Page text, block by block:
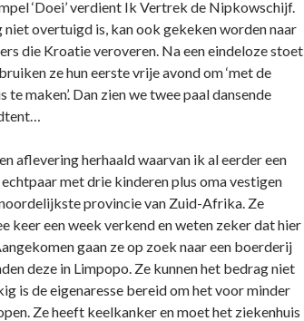
‘Doei’ verdient Ik Vertrek de Nipkowschijf.
niet overtuigd is, kan ook gekeken worden naar
die Kroatie veroveren. Na een eindeloze stoet
ze hun eerste vrije avond om ‘met de
te maken’. Dan zien we twee paal dansende
aflevering herhaald waarvan ik al eerder een
met drie kinderen plus oma vestigen
provincie van Zuid-Afrika. Ze
keer een week verkend en weten zeker dat hier
gaan ze op zoek naar een boerderij
deze in Limpopo. Ze kunnen het bedrag niet
is de eigenaresse bereid om het voor minder
Ze heeft keelkanker en moet het ziekenhuis